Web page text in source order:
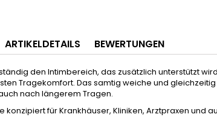
ARTIKELDETAILS BEWERTUNGEN
den Intimbereich, das zusätzlich unterstützt
Tragekomfort. Das samtig weiche und
nach längerem Tragen.
konzipiert für Krankhäuser, Kliniken, Arztpraxen und